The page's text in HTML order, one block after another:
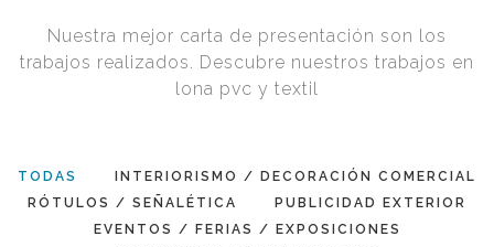
NUESTROS
TRABAJOS
Nuestra mejor carta de presentación son los
trabajos realizados. Descubre nuestros trabajos en
lona pvc y textil
TODAS
INTERIORISMO / DECORACIÓN COMERCIAL
RÓTULOS / SEÑALÉTICA
PUBLICIDAD EXTERIOR
EVENTOS / FERIAS / EXPOSICIONES